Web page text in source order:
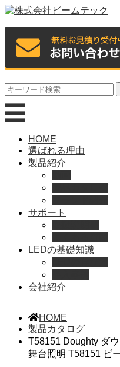
HOME
選ばれる理由
製品紹介
サポート
LEDの基礎知識
会社紹介
HOME
製品カタログ
T58151 Doughty ダ
舞台照明 T58151 ビ